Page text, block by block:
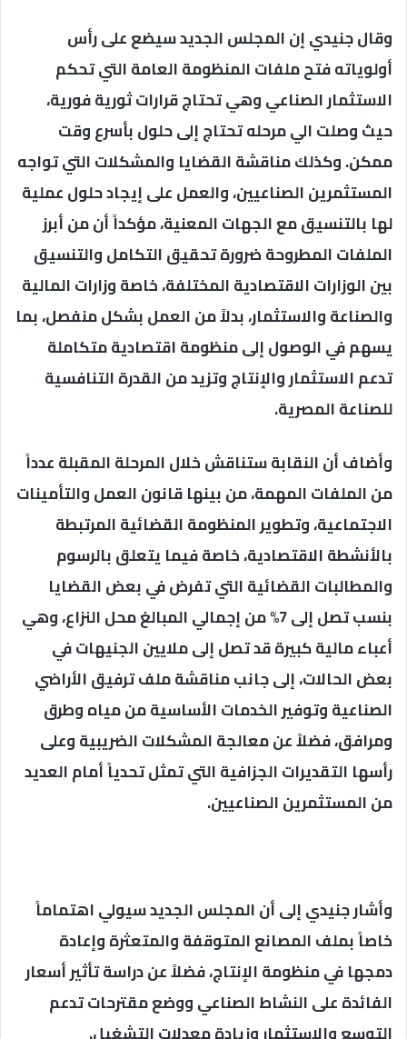
وقال جنيدي إن المجلس الجديد سيضع على رأس
أولوياته فتح ملفات المنظومة العامة التي تحكم
الاستثمار الصناعي وهي تحتاج قرارات ثورية فورية،
حيث وصلت الي مرحله تحتاج إلى حلول بأسرع وقت
ممكن. وكذلك مناقشة القضايا والمشكلات التي تواجه
المستثمرين الصناعيين، والعمل على إيجاد حلول عملية
لها بالتنسيق مع الجهات المعنية، مؤكداً أن من أبرز
الملفات المطروحة ضرورة تحقيق التكامل والتنسيق
بين الوزارات الاقتصادية المختلفة، خاصة وزارات المالية
والصناعة والاستثمار، بدلاً من العمل بشكل منفصل، بما
يسهم في الوصول إلى منظومة اقتصادية متكاملة
تدعم الاستثمار والإنتاج وتزيد من القدرة التنافسية
للصناعة المصرية.
وأضاف أن النقابة ستناقش خلال المرحلة المقبلة عدداً
من الملفات المهمة، من بينها قانون العمل والتأمينات
الاجتماعية، وتطوير المنظومة القضائية المرتبطة
بالأنشطة الاقتصادية، خاصة فيما يتعلق بالرسوم
والمطالبات القضائية التي تفرض في بعض القضايا
بنسب تصل إلى 7% من إجمالي المبالغ محل النزاع، وهي
أعباء مالية كبيرة قد تصل إلى ملايين الجنيهات في
بعض الحالات، إلى جانب مناقشة ملف ترفيق الأراضي
الصناعية وتوفير الخدمات الأساسية من مياه وطرق
ومرافق، فضلاً عن معالجة المشكلات الضريبية وعلى
رأسها التقديرات الجزافية التي تمثل تحدياً أمام العديد
من المستثمرين الصناعيين.
وأشار جنيدي إلى أن المجلس الجديد سيولي اهتماماً
خاصاً بملف المصانع المتوقفة والمتعثرة وإعادة
دمجها في منظومة الإنتاج، فضلاً عن دراسة تأثير أسعار
الفائدة على النشاط الصناعي ووضع مقترحات تدعم